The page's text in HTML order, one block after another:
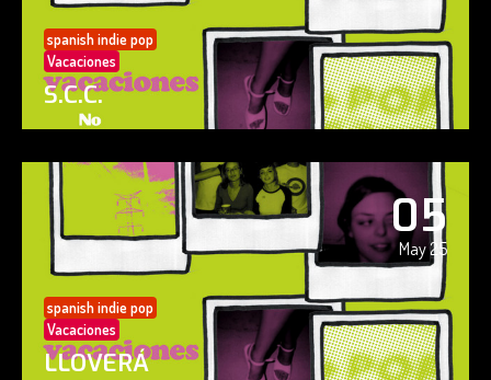
spanish indie pop
Vacaciones
S.C.C.
05
May 25
spanish indie pop
Vacaciones
LLOVERÁ